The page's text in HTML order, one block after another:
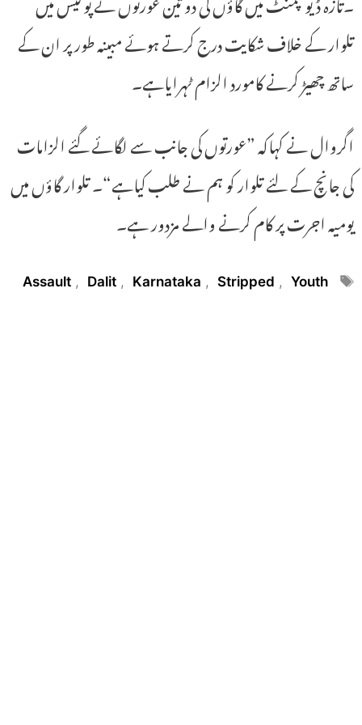
تلوار کے خلاف شکایت درج کرتے ہوئے مبینہ طور پر ان کے
ساتھ چھیڑ کرنے کامورد الزام ٹہرایاہے۔
اگروال نے کہاکہ ”عورتوں کی جانب سے لگائے گئے الزامات
کی جانچ کے لئے تلوار کو ہم نے طلب کیاہے“۔ تلوار گاؤں میں
یومیہ اجرت پر کام کرنے والے مزدور ہے۔
Tags
Assault , Dalit , Karnataka , Stripped , Youth